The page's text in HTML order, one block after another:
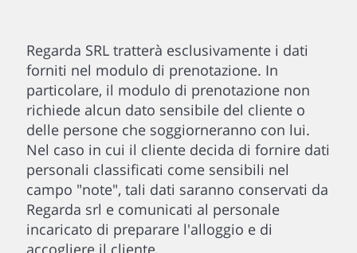
Regarda SRL tratterà esclusivamente i dati
forniti nel modulo di prenotazione. In
particolare, il modulo di prenotazione non
richiede alcun dato sensibile del cliente o
delle persone che soggiorneranno con lui.
Nel caso in cui il cliente decida di fornire dati
personali classificati come sensibili nel
campo "note", tali dati saranno conservati da
Regarda srl e comunicati al personale
incaricato di preparare l'alloggio e di
accogliere il cliente.